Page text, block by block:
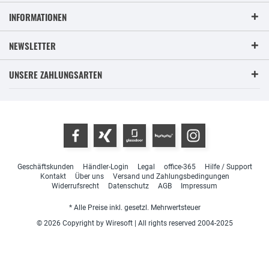
INFORMATIONEN
NEWSLETTER
UNSERE ZAHLUNGSARTEN
Geschäftskunden Händler-Login Legal office-365
Hilfe / Support
Kontakt
Über uns
Versand und Zahlungsbedingungen
Widerrufsrecht
Datenschutz AGB Impressum
* Alle Preise inkl. gesetzl. Mehrwertsteuer
© 2026 Copyright by Wiresoft | All rights reserved 2004-2025